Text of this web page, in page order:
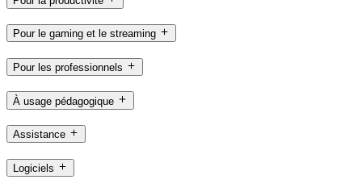
Pour le gaming et le streaming
Pour les professionnels
À usage pédagogique
Assistance
Logiciels